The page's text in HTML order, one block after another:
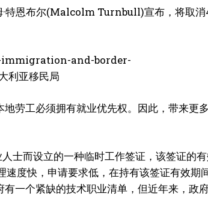
特恩布尔(Malcolm Turnbull)宣布，将取
劳工必须拥有就业优先权。因此，带来更
士而设立的一种临时工作签证，该签证的
度快，申请要求低，在持有该签证有效期
一个紧缺的技术职业清单，但近年来，政